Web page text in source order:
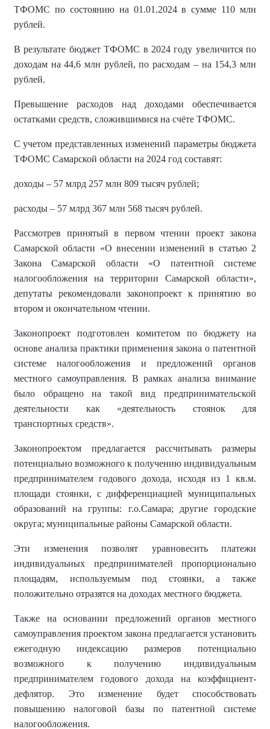
ТФОМС по состоянию на 01.01.2024 в сумме 110 млн
рублей.
В результате бюджет ТФОМС в 2024 году увеличится по
доходам на 44,6 млн рублей, по расходам – на 154,3 млн
рублей.
Превышение расходов над доходами обеспечивается
остатками средств, сложившимися на счёте ТФОМС.
С учетом представленных изменений параметры бюджета
ТФОМС Самарской области на 2024 год составят:
доходы – 57 млрд 257 млн 809 тысяч рублей;
расходы – 57 млрд 367 млн 568 тысяч рублей.
Рассмотрев принятый в первом чтении проект закона
Самарской области «О внесении изменений в статью 2
Закона Самарской области «О патентной системе
налогообложения на территории Самарской области»,
депутаты рекомендовали законопроект к принятию во
втором и окончательном чтении.
Законопроект подготовлен комитетом по бюджету на
основе анализа практики применения закона о патентной
системе налогообложения и предложений органов
местного самоуправления. В рамках анализа внимание
было обращено на такой вид предпринимательской
деятельности как «деятельность стоянок для
транспортных средств».
Законопроектом предлагается рассчитывать размеры
потенциально возможного к получению индивидуальным
предпринимателем годового дохода, исходя из 1 кв.м.
площади стоянки, с дифференциацией муниципальных
образований на группы: г.о.Самара; другие городские
округа; муниципальные районы Самарской области.
Эти изменения позволят уравновесить платежи
индивидуальных предпринимателей пропорционально
площадям, используемым под стоянки, а также
положительно отразятся на доходах местного бюджета.
Также на основании предложений органов местного
самоуправления проектом закона предлагается установить
ежегодную индексацию размеров потенциально
возможного к получению индивидуальным
предпринимателем годового дохода на коэффициент-
дефлятор. Это изменение будет способствовать
повышению налоговой базы по патентной системе
налогообложения.